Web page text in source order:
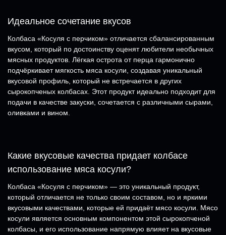
Идеальное сочетание вкусов
Колбаса «Косуля с перчиком» отличается сбалансированным
вкусом, который по достоинству оценят любители необычных
мясных продуктов. Лёгкая острота от перца гармонично
подчёркивает мягкость мяса косули, создавая уникальный
вкусовой профиль, который не встречается в других
сырокопченых колбасах. Этот продукт идеально подходит для
подачи в качестве закуски, сочетается с различными сырами,
оливками и вином.
Какие вкусовые качества придает колбасе
использование мяса косули?
Колбаса «Косуля с перчиком» — это уникальный продукт,
который отличается не только своим составом, но и яркими
вкусовыми качествами, которые ей придаёт мясо косули. Мясо
косули является основным компонентом этой сырокопченой
колбасы, и его использование напрямую влияет на вкусовые